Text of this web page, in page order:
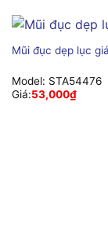
Mũi đục dẹp lục
Model: STA54476
Giá:53,000₫